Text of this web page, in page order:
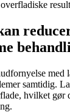
med
samtidig.
hvilket gør